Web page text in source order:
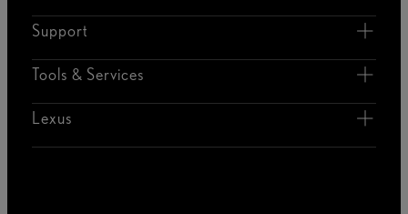
Support
Tools & Services
Lexus